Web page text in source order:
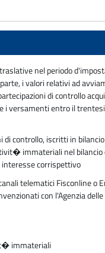
nel periodo
i valori relativi ad
di controllo
versamenti entro il
controllo, iscritti in
immateriali nel bilancio
interesse corrispettivo
telematici Fisconline o
con l'Agenzia
immateriali